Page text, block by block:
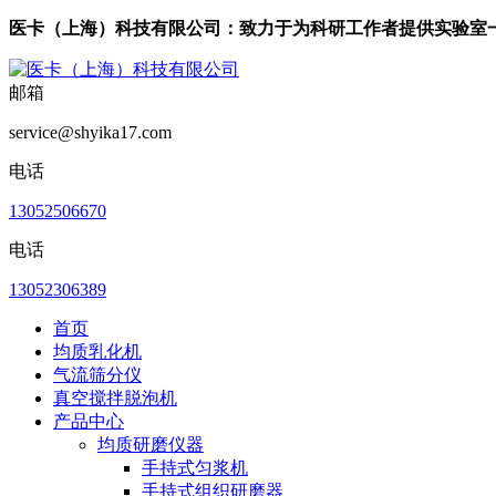
医卡（上海）科技有限公司：致力于为科研工作者提供实验室
邮箱
service@shyika17.com
电话
13052506670
电话
13052306389
首页
均质乳化机
气流筛分仪
真空搅拌脱泡机
产品中心
均质研磨仪器
手持式匀浆机
手持式组织研磨器